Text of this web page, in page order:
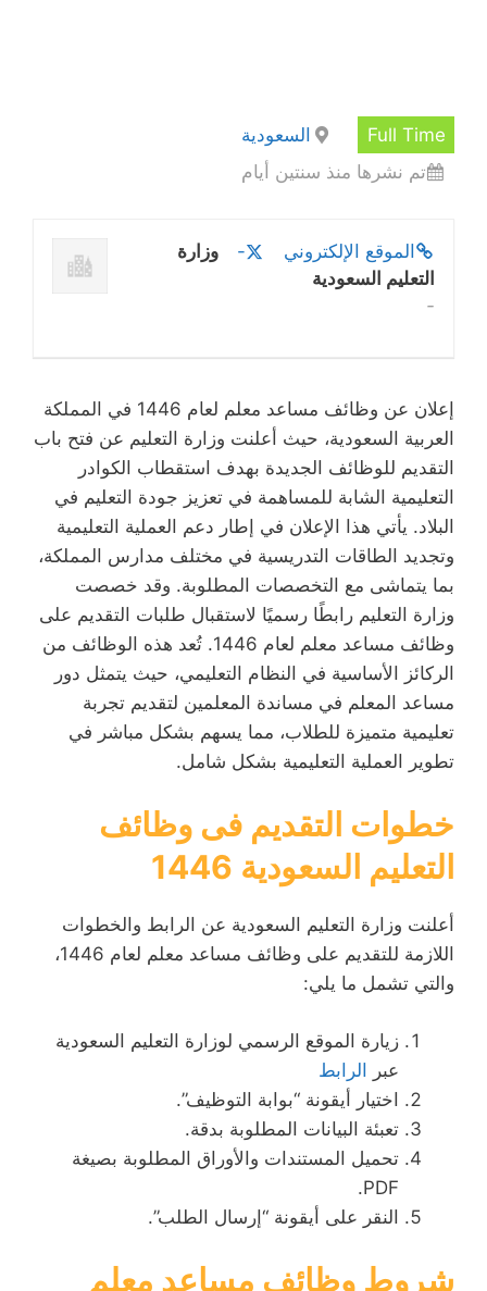
Full Time
السعودية
تم نشرها منذ سنتين أيام
الموقع الإلكتروني -
وزارة
التعليم السعودية
-
إعلان عن وظائف مساعد معلم لعام 1446 في المملكة
العربية السعودية، حيث أعلنت وزارة التعليم عن فتح باب
التقديم للوظائف الجديدة بهدف استقطاب الكوادر
التعليمية الشابة للمساهمة في تعزيز جودة التعليم في
البلاد. يأتي هذا الإعلان في إطار دعم العملية التعليمية
وتجديد الطاقات التدريسية في مختلف مدارس المملكة،
بما يتماشى مع التخصصات المطلوبة. وقد خصصت
وزارة التعليم رابطًا رسميًا لاستقبال طلبات التقديم على
وظائف مساعد معلم لعام 1446. تُعد هذه الوظائف من
الركائز الأساسية في النظام التعليمي، حيث يتمثل دور
مساعد المعلم في مساندة المعلمين لتقديم تجربة
تعليمية متميزة للطلاب، مما يسهم بشكل مباشر في
تطوير العملية التعليمية بشكل شامل.
خطوات التقديم فى وظائف
التعليم السعودية 1446
أعلنت وزارة التعليم السعودية عن الرابط والخطوات
اللازمة للتقديم على وظائف مساعد معلم لعام 1446،
والتي تشمل ما يلي:
زيارة الموقع الرسمي لوزارة التعليم السعودية
عبر الرابط
اختيار أيقونة “بوابة التوظيف”.
تعبئة البيانات المطلوبة بدقة.
تحميل المستندات والأوراق المطلوبة بصيغة
PDF.
النقر على أيقونة “إرسال الطلب”.
شروط وظائف مساعد معلم